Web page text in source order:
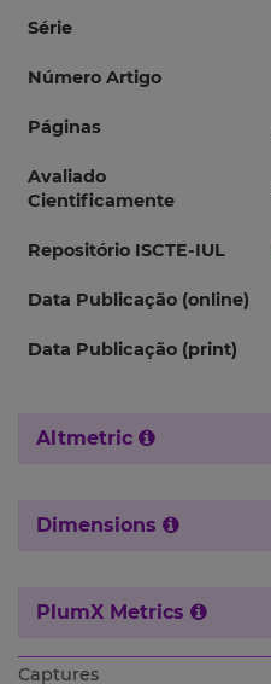
Série
Número Artigo
Páginas
Avaliado
Cientificamente
Repositório ISCTE-IUL
Data Publicação (online)
Data Publicação (print)
Altmetric
Dimensions
PlumX Metrics
Captures